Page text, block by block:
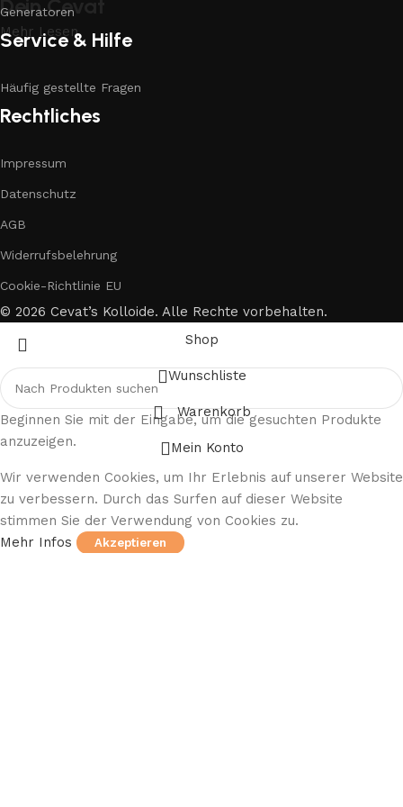
Dein Cevat
Mehr Lesen
Generatoren
Service & Hilfe
Häufig gestellte Fragen
Rechtliches
Impressum
Datenschutz
AGB
Widerrufsbelehrung
Cookie-Richtlinie EU
© 2026 Cevat’s Kolloide. Alle Rechte vorbehalten.
Beginnen Sie mit der Eingabe, um die gesuchten Produkte
anzuzeigen.
Shop
Wunschliste
Warenkorb
Mein Konto
Wir verwenden Cookies, um Ihr Erlebnis auf unserer Website
zu verbessern. Durch das Surfen auf dieser Website
stimmen Sie der Verwendung von Cookies zu.
Mehr Infos
Akzeptieren